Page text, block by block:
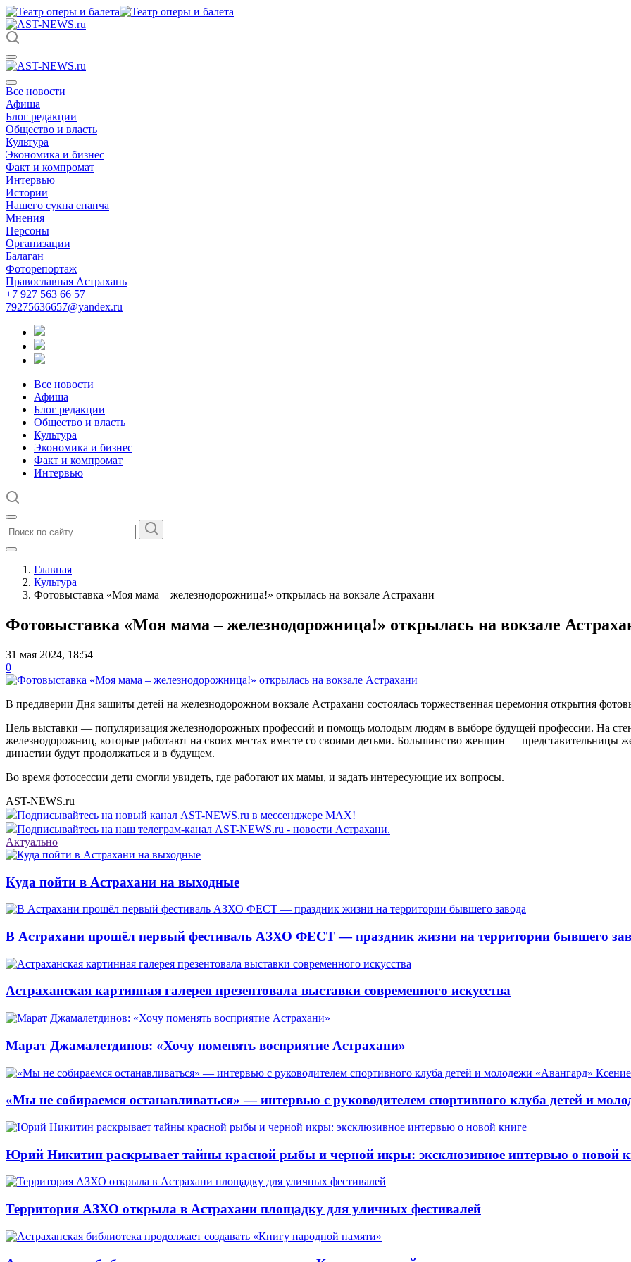
Все новости
Афиша
Блог редакции
Общество и власть
Культура
Экономика и бизнес
Факт и компромат
Интервью
Истории
Нашего сукна епанча
Мнения
Персоны
Организации
Балаган
Фоторепортаж
Православная Астрахань
+7 927 563 66 57
79275636657@yandex.ru
Все новости
Афиша
Блог редакции
Общество и власть
Культура
Экономика и бизнес
Факт и компромат
Интервью
Главная
Культура
Фотовыставка «Моя мама – железнодорожница!» открылась на вокзале Астрахани
Фотовыставка «Моя мама – железнодорожница!» открылась на вокзале
31 мая 2024, 18:54
0
В преддверии Дня защиты детей на железнодорожном вокзале Астрахани состоялась торжественная церемония открытия
Цель выставки — популяризация железнодорожных профессий и помощь молодым людям в выборе будущей профессии. На
железнодорожниц, которые работают на своих местах вместе со своими детьми. Большинство женщин — представительницы
династии будут продолжаться и в будущем.
Во время фотосессии дети смогли увидеть, где работают их мамы, и задать интересующие их вопросы.
AST-NEWS.ru
Подписывайтесь на новый канал AST-NEWS.ru в мессенджере MAX!
Подписывайтесь на наш телеграм-канал AST-NEWS.ru - новости Астрахани.
Актуально
Куда пойти в Астрахани на выходные
В Астрахани прошёл первый фестиваль АЗХО ФЕСТ — праздник жизни на территории бывшего
Астраханская картинная галерея презентовала выставки современного искусства
Марат Джамалетдинов: «Хочу поменять восприятие Астрахани»
«Мы не собираемся останавливаться» — интервью с руководителем спортивного клуба детей и
Юрий Никитин раскрывает тайны красной рыбы и черной икры: эксклюзивное интервью о новой
Территория АЗХО открыла в Астрахани площадку для уличных фестивалей